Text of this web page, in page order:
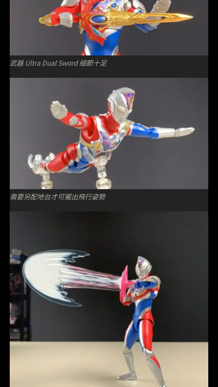
武器 Ultra Dual Sword 細節十足
需要另配地台才可擺出飛行姿勢